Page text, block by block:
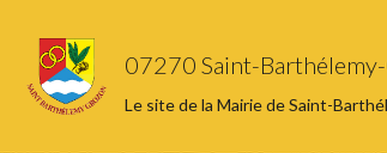
07270 Saint-
Le site de la Mairie de Saint-